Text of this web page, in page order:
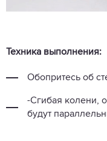
Техника выполнения:
Обопритесь об
-Сгибая колени,
будут